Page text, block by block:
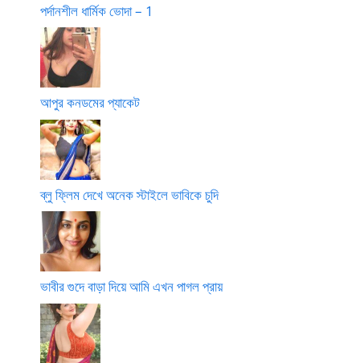
পর্দানশীল ধার্মিক ভোদা – 1
আপুর কনডমের প্যাকেট
ব্লু ফ্লিম দেখে অনেক স্টাইলে ভাবিকে চুদি
ভাবীর গুদে বাড়া দিয়ে আমি এখন পাগল প্রায়